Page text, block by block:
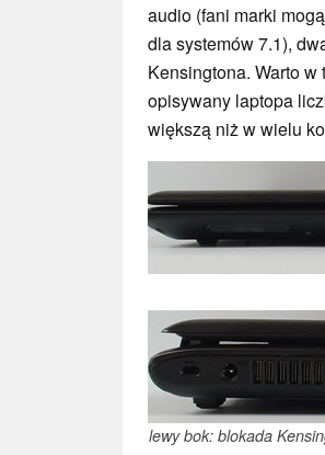
audio (fani marki
dla systemów 7.1),
Kensingtona. Warto
opisywany laptopa
większą niż w wielu
lewy bok: blokada